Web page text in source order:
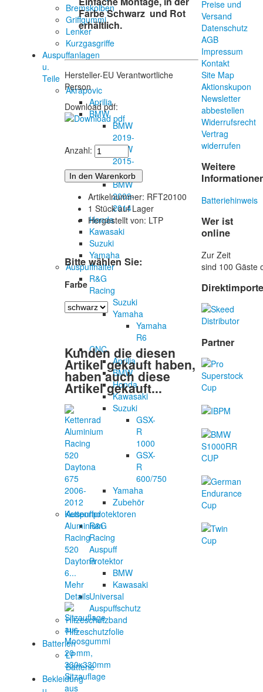
Bremskolben
Griffgummi
Lenker
Kurzgasgriffe
Auspuffanlagen
u.
Teile
Akrapovic
Aprilia
BMW
BMW
2019-
BMW
2015-
2018
BMW
2009-
2014
Honda
Kawasaki
Suzuki
Yamaha
Auspuffhalter
R&G
Racing
Suzuki
Yamaha
Yamaha
R6
CNC
Aprilia
BMW
Honda
Kawasaki
Suzuki
GSX-
R
1000
GSX-
R
600/750
Yamaha
Zubehör
Auspuffprotektoren
R&G
Racing
Auspuff
Protektor
BMW
Kawasaki
Universal
Auspuffschutz
Hitzeschutzband
Hitzeschutzfolie
Batterien
LP
Batterie
Bekleidung
Farbe Schwarz und Rot
erhältlich.
Hersteller-EU Verantwortliche
Person
Download pdf:
Anzahl:
Artikelnummer: RFT20100
1 Stück auf Lager
Hergestellt von: LTP
Bitte wählen Sie:
Farbe
Kunden die diesen
Artikel gekauft haben,
haben auch diese
Artikel gekauft...
Kettenrad
Aluminium
Racing
520
Daytona
6...
Mehr
Details
Sitzauflage
aus
Preise und
Versand
Datenschutz
AGB
Impressum
Kontakt
Site Map
Aktionskupon
Newsletter
abbestellen
Widerrufsrecht
Vertrag
widerrufen
Weitere
Batteriehinweis
Wer ist
online
Zur Zeit
sind 100 Gäste
Partner